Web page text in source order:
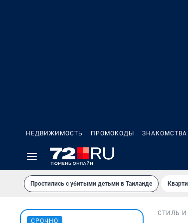
НЕДВИЖИМОСТЬ ПРОМОКОДЫ ЗНАКОМСТВА
Простились с убитыми детьми в Таиланде
СРОЧНО
СТИЛЬ И